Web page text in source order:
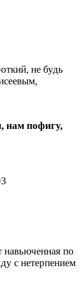
не будь
нам пофигу,
навьюченная по
с нетерпением